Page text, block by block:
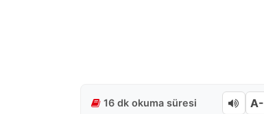
16 dk okuma süresi A-